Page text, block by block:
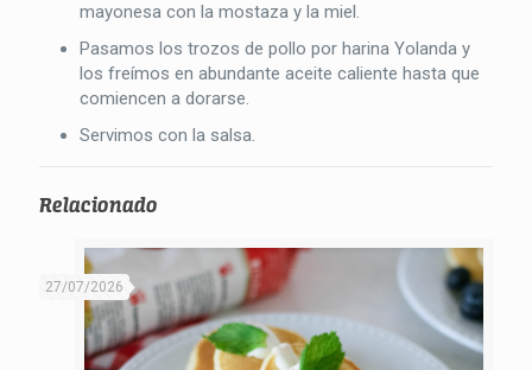
mayonesa con la mostaza y la miel.
Pasamos los trozos de pollo por harina Yolanda y
los freímos en abundante aceite caliente hasta que
comiencen a dorarse.
Servimos con la salsa.
Relacionado
27/07/2026